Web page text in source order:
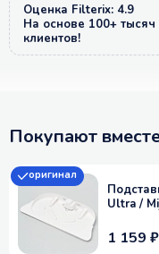
Оценка Filterix: 4.9
На основе 100+
клиентов!
Покупают
Ultra /
оригинал
1 159 ₽